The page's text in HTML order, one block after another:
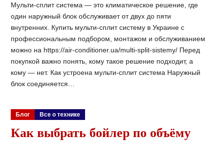
Мульти-сплит система — это климатическое решение, где
один наружный блок обслуживает от двух до пяти
внутренних. Купить мульти-сплит систему в Украине с
профессиональным подбором, монтажом и обслуживанием
можно на https://air-conditioner.ua/multi-split-sistemy/ Перед
покупкой важно понять, кому такое решение подходит, а
кому — нет. Как устроена мульти-сплит система Наружный
блок соединяется…
Блог Все о технике
Как выбрать бойлер по объёму